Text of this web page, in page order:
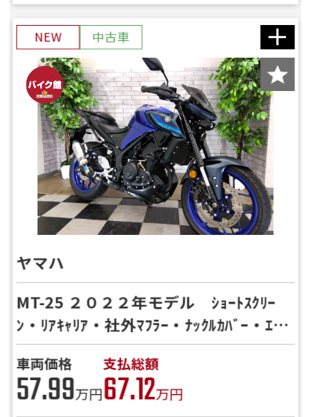
NEW 中古車
ヤマハ
MT-25 ２０２２年モデル ｼｮｰﾄｽｸﾘｰ
ﾝ・ﾘｱｷｬﾘｱ・社外ﾏﾌﾗｰ・ﾅｯｸﾙｶﾊﾞｰ・ｴﾝ
ｼﾞﾝｽﾗｲﾀﾞｰ装備 通販できます！
車両価格
57.99万円
支払総額
67.12万円